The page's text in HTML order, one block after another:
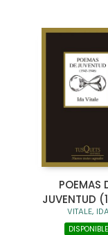
POEMAS
JUVENTUD
1946)
VITALE,
DISPONIBLE